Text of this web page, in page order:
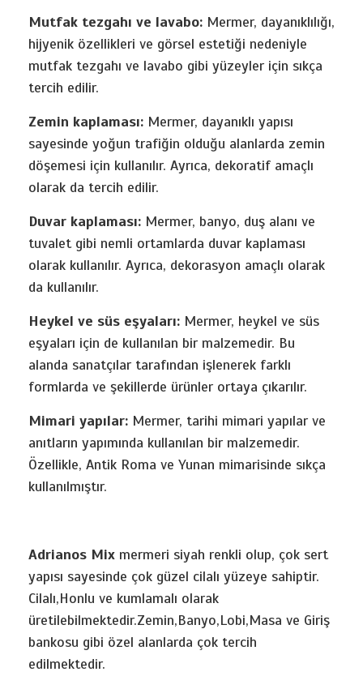
Mutfak tezgahı ve lavabo: Mermer, dayanıklılığı,
hijyenik özellikleri ve görsel estetiği nedeniyle
mutfak tezgahı ve lavabo gibi yüzeyler için sıkça
tercih edilir.
Zemin kaplaması: Mermer, dayanıklı yapısı
sayesinde yoğun trafiğin olduğu alanlarda zemin
döşemesi için kullanılır. Ayrıca, dekoratif amaçlı
olarak da tercih edilir.
Duvar kaplaması: Mermer, banyo, duş alanı ve
tuvalet gibi nemli ortamlarda duvar kaplaması
olarak kullanılır. Ayrıca, dekorasyon amaçlı olarak
da kullanılır.
Heykel ve süs eşyaları: Mermer, heykel ve süs
eşyaları için de kullanılan bir malzemedir. Bu
alanda sanatçılar tarafından işlenerek farklı
formlarda ve şekillerde ürünler ortaya çıkarılır.
Mimari yapılar: Mermer, tarihi mimari yapılar ve
anıtların yapımında kullanılan bir malzemedir.
Özellikle, Antik Roma ve Yunan mimarisinde sıkça
kullanılmıştır.
Adrianos Mix mermeri siyah renkli olup, çok sert
yapısı sayesinde çok güzel cilalı yüzeye sahiptir.
Cilalı,Honlu ve kumlamalı olarak
üretilebilmektedir.Zemin,Banyo,Lobi,Masa ve Giriş
bankosu gibi özel alanlarda çok tercih
edilmektedir.